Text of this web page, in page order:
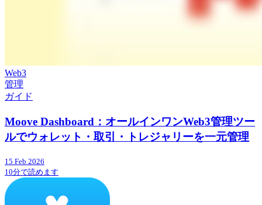
Web3
管理
ガイド
Moove Dashboard：オールインワンWeb3管理ツー
ルでウォレット・取引・トレジャリーを一元管理
15 Feb 2026
10分で読めます